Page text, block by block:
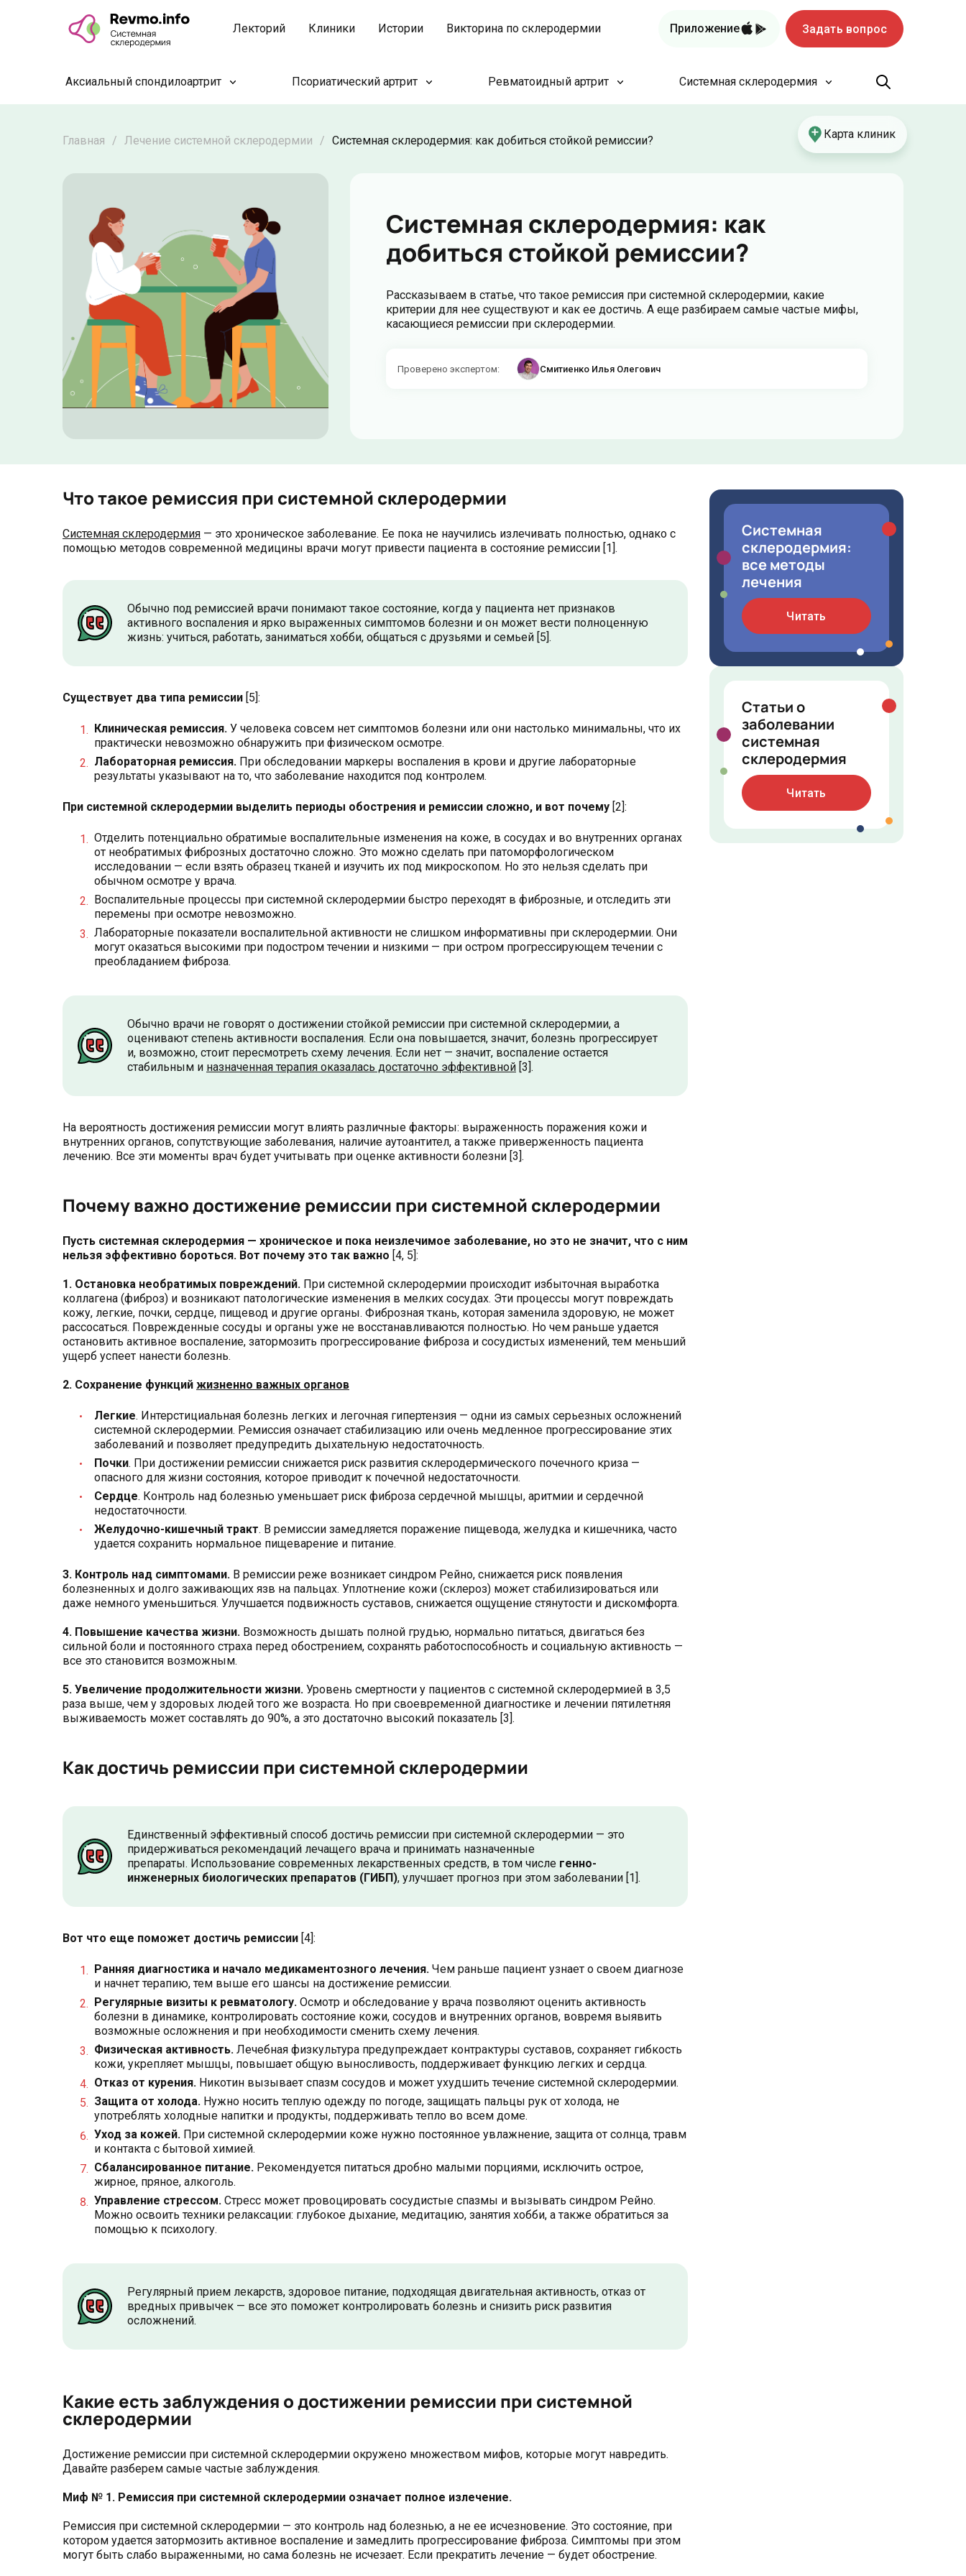
Лекторий Клиники Истории Викторина по склеродермии Приложение Задать вопрос
Аксиальный спондилоартрит Псориатический артрит Ревматоидный артрит Системная склеродермия
Карта клиник
Главная / Лечение системной склеродермии / Системная склеродермия: как добиться стойкой ремиссии?
Системная склеродермия: как
добиться стойкой ремиссии?
Рассказываем в статье, что такое ремиссия при системной склеродермии, какие
критерии для нее существуют и как ее достичь. А еще разбираем самые частые мифы,
касающиеся ремиссии при склеродермии.
Проверено экспертом: Смитиенко Илья Олегович
Что такое ремиссия при системной склеродермии
Системная склеродермия — это хроническое заболевание. Ее пока не научились излечивать полностью, однако с
помощью методов современной медицины врачи могут привести пациента в состояние ремиссии [1].
Обычно под ремиссией врачи понимают такое состояние, когда у пациента нет признаков
активного воспаления и ярко выраженных симптомов болезни и он может вести полноценную
жизнь: учиться, работать, заниматься хобби, общаться с друзьями и семьей [5].
Существует два типа ремиссии [5]:
Клиническая ремиссия. У человека совсем нет симптомов болезни или они настолько минимальны, что их
практически невозможно обнаружить при физическом осмотре.
Лабораторная ремиссия. При обследовании маркеры воспаления в крови и другие лабораторные
результаты указывают на то, что заболевание находится под контролем.
При системной склеродермии выделить периоды обострения и ремиссии сложно, и вот почему [2]:
Отделить потенциально обратимые воспалительные изменения на коже, в сосудах и во внутренних органах
от необратимых фиброзных достаточно сложно. Это можно сделать при патоморфологическом
исследовании — если взять образец тканей и изучить их под микроскопом. Но это нельзя сделать при
обычном осмотре у врача.
Воспалительные процессы при системной склеродермии быстро переходят в фиброзные, и отследить эти
перемены при осмотре невозможно.
Лабораторные показатели воспалительной активности не слишком информативны при склеродермии. Они
могут оказаться высокими при подостром течении и низкими — при остром прогрессирующем течении с
преобладанием фиброза.
Обычно врачи не говорят о достижении стойкой ремиссии при системной склеродермии, а
оценивают степень активности воспаления. Если она повышается, значит, болезнь прогрессирует
и, возможно, стоит пересмотреть схему лечения. Если нет — значит, воспаление остается
стабильным и назначенная терапия оказалась достаточно эффективной [3].
На вероятность достижения ремиссии могут влиять различные факторы: выраженность поражения кожи и
внутренних органов, сопутствующие заболевания, наличие аутоантител, а также приверженность пациента
лечению. Все эти моменты врач будет учитывать при оценке активности болезни [3].
Почему важно достижение ремиссии при системной склеродермии
Пусть системная склеродермия — хроническое и пока неизлечимое заболевание, но это не значит, что с ним
нельзя эффективно бороться. Вот почему это так важно [4, 5]:
1. Остановка необратимых повреждений. При системной склеродермии происходит избыточная выработка
коллагена (фиброз) и возникают патологические изменения в мелких сосудах. Эти процессы могут повреждать
кожу, легкие, почки, сердце, пищевод и другие органы. Фиброзная ткань, которая заменила здоровую, не может
рассосаться. Поврежденные сосуды и органы уже не восстанавливаются полностью. Но чем раньше удается
остановить активное воспаление, затормозить прогрессирование фиброза и сосудистых изменений, тем меньший
ущерб успеет нанести болезнь.
2. Сохранение функций жизненно важных органов
Легкие. Интерстициальная болезнь легких и легочная гипертензия — одни из самых серьезных осложнений
системной склеродермии. Ремиссия означает стабилизацию или очень медленное прогрессирование этих
заболеваний и позволяет предупредить дыхательную недостаточность.
Почки. При достижении ремиссии снижается риск развития склеродермического почечного криза —
опасного для жизни состояния, которое приводит к почечной недостаточности.
Сердце. Контроль над болезнью уменьшает риск фиброза сердечной мышцы, аритмии и сердечной
недостаточности.
Желудочно-кишечный тракт. В ремиссии замедляется поражение пищевода, желудка и кишечника, часто
удается сохранить нормальное пищеварение и питание.
3. Контроль над симптомами. В ремиссии реже возникает синдром Рейно, снижается риск появления
болезненных и долго заживающих язв на пальцах. Уплотнение кожи (склероз) может стабилизироваться или
даже немного уменьшиться. Улучшается подвижность суставов, снижается ощущение стянутости и дискомфорта.
4. Повышение качества жизни. Возможность дышать полной грудью, нормально питаться, двигаться без
сильной боли и постоянного страха перед обострением, сохранять работоспособность и социальную активность —
все это становится возможным.
5. Увеличение продолжительности жизни. Уровень смертности у пациентов с системной склеродермией в 3,5
раза выше, чем у здоровых людей того же возраста. Но при своевременной диагностике и лечении пятилетняя
выживаемость может составлять до 90%, а это достаточно высокий показатель [3].
Как достичь ремиссии при системной склеродермии
Единственный эффективный способ достичь ремиссии при системной склеродермии — это
придерживаться рекомендаций лечащего врача и принимать назначенные
препараты. Использование современных лекарственных средств, в том числе генно-
инженерных биологических препаратов (ГИБП), улучшает прогноз при этом заболевании [1].
Вот что еще поможет достичь ремиссии [4]:
Ранняя диагностика и начало медикаментозного лечения. Чем раньше пациент узнает о своем диагнозе
и начнет терапию, тем выше его шансы на достижение ремиссии.
Регулярные визиты к ревматологу. Осмотр и обследование у врача позволяют оценить активность
болезни в динамике, контролировать состояние кожи, сосудов и внутренних органов, вовремя выявить
возможные осложнения и при необходимости сменить схему лечения.
Физическая активность. Лечебная физкультура предупреждает контрактуры суставов, сохраняет гибкость
кожи, укрепляет мышцы, повышает общую выносливость, поддерживает функцию легких и сердца.
Отказ от курения. Никотин вызывает спазм сосудов и может ухудшить течение системной склеродермии.
Защита от холода. Нужно носить теплую одежду по погоде, защищать пальцы рук от холода, не
употреблять холодные напитки и продукты, поддерживать тепло во всем доме.
Уход за кожей. При системной склеродермии коже нужно постоянное увлажнение, защита от солнца, травм
и контакта с бытовой химией.
Сбалансированное питание. Рекомендуется питаться дробно малыми порциями, исключить острое,
жирное, пряное, алкоголь.
Управление стрессом. Стресс может провоцировать сосудистые спазмы и вызывать синдром Рейно.
Можно освоить техники релаксации: глубокое дыхание, медитацию, занятия хобби, а также обратиться за
помощью к психологу.
Регулярный прием лекарств, здоровое питание, подходящая двигательная активность, отказ от
вредных привычек — все это поможет контролировать болезнь и снизить риск развития
осложнений.
Какие есть заблуждения о достижении ремиссии при системной
склеродермии
Достижение ремиссии при системной склеродермии окружено множеством мифов, которые могут навредить.
Давайте разберем самые частые заблуждения.
Миф № 1. Ремиссия при системной склеродермии означает полное излечение.
Ремиссия при системной склеродермии — это контроль над болезнью, а не ее исчезновение. Это состояние, при
котором удается затормозить активное воспаление и замедлить прогрессирование фиброза. Симптомы при этом
могут быть слабо выраженными, но сама болезнь не исчезает. Если прекратить лечение — будет обострение.
Системная
склеродермия:
все методы
лечения
Читать
Статьи о
заболевании
системная
склеродермия
Читать